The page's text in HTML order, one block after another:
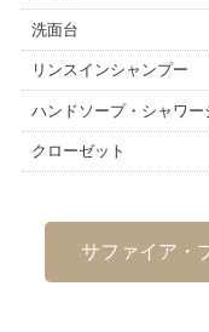
洗面台
リンスインシャンプー
ハンドソープ・シャワー
クローゼット
サファイア・